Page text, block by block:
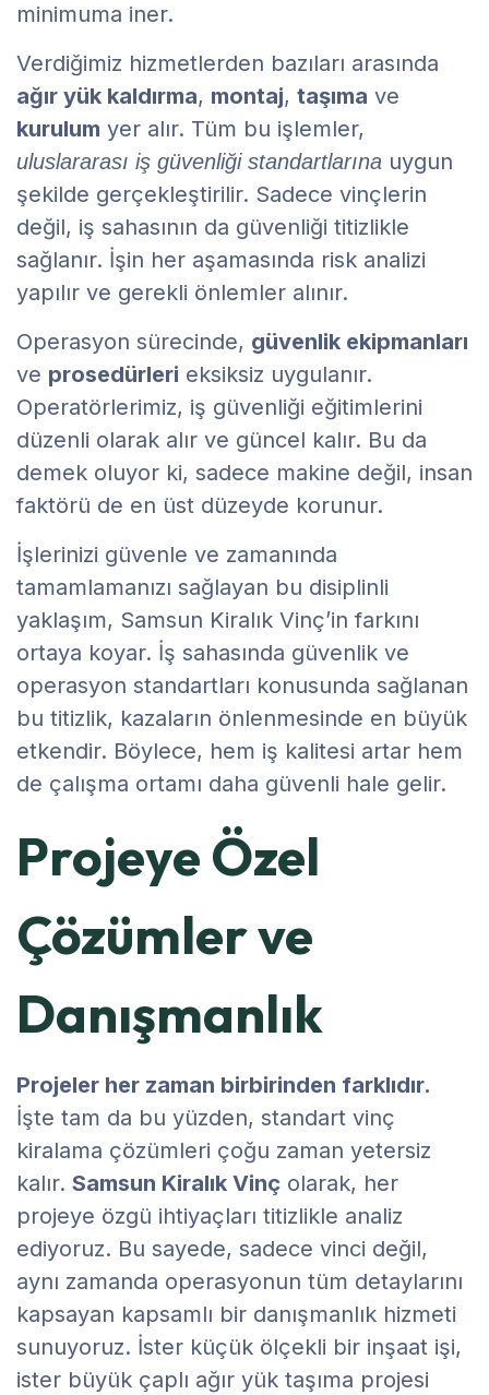
minimuma iner.
Verdiğimiz hizmetlerden bazıları arasında
ağır yük kaldırma, montaj, taşıma ve
kurulum yer alır. Tüm bu işlemler,
uluslararası iş güvenliği standartlarına uygun
şekilde gerçekleştirilir. Sadece vinçlerin
değil, iş sahasının da güvenliği titizlikle
sağlanır. İşin her aşamasında risk analizi
yapılır ve gerekli önlemler alınır.
Operasyon sürecinde, güvenlik ekipmanları
ve prosedürleri eksiksiz uygulanır.
Operatörlerimiz, iş güvenliği eğitimlerini
düzenli olarak alır ve güncel kalır. Bu da
demek oluyor ki, sadece makine değil, insan
faktörü de en üst düzeyde korunur.
İşlerinizi güvenle ve zamanında
tamamlamanızı sağlayan bu disiplinli
yaklaşım, Samsun Kiralık Vinç’in farkını
ortaya koyar. İş sahasında güvenlik ve
operasyon standartları konusunda sağlanan
bu titizlik, kazaların önlenmesinde en büyük
etkendir. Böylece, hem iş kalitesi artar hem
de çalışma ortamı daha güvenli hale gelir.
Projeye Özel
Çözümler ve
Danışmanlık
Projeler her zaman birbirinden farklıdır.
İşte tam da bu yüzden, standart vinç
kiralama çözümleri çoğu zaman yetersiz
kalır. Samsun Kiralık Vinç olarak, her
projeye özgü ihtiyaçları titizlikle analiz
ediyoruz. Bu sayede, sadece vinci değil,
aynı zamanda operasyonun tüm detaylarını
kapsayan kapsamlı bir danışmanlık hizmeti
sunuyoruz. İster küçük ölçekli bir inşaat işi,
ister büyük çaplı ağır yük taşıma projesi